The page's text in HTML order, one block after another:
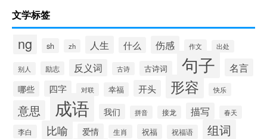
文学标签
ng sh zh 人生 什么 伤感 作文 出处
别人 励志 反义词 古诗 古诗词 句子 名言
哪些 四字 对联 幸福 开头 形容 快乐
意思 成语 我们 拼音 接龙 描写 春天
李白 比喻 爱情 生肖 祝福 祝福语 组词